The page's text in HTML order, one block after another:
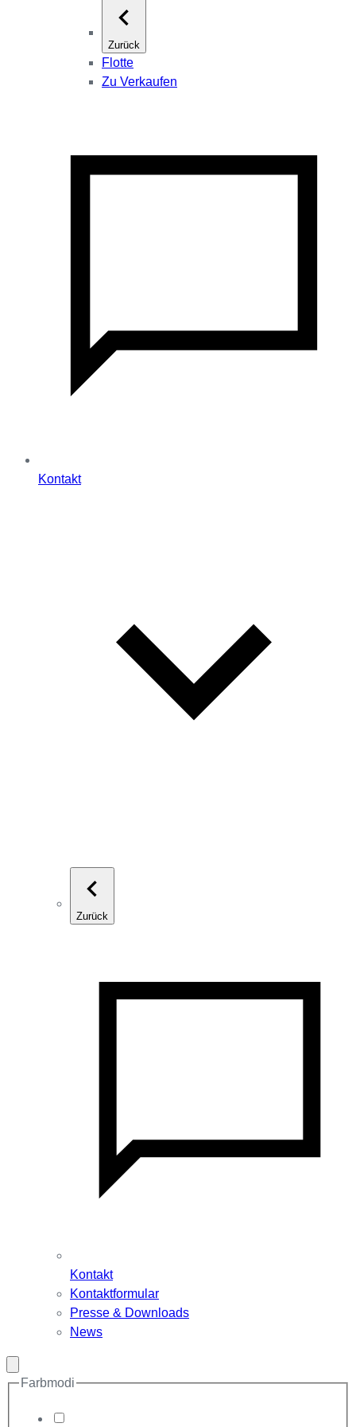
Zurück
Flotte
Zu Verkaufen
Kontakt
Zurück
Kontakt
Kontaktformular
Presse & Downloads
News
schließen
Farbmodi